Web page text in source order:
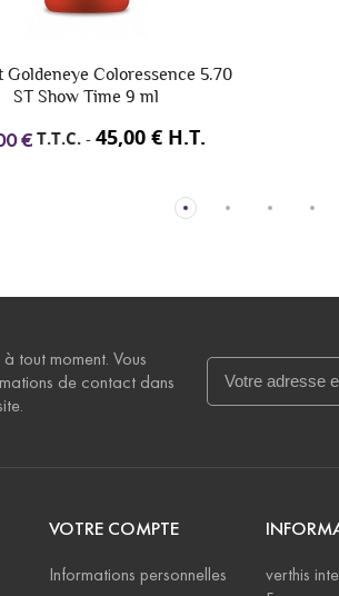
tout moment. Vous
de contact dans
VOTRE COMPTE
Informations personnelles
verthis